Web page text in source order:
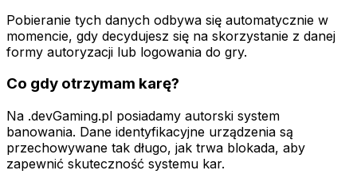
Pobieranie tych danych odbywa się automatycznie w
momencie, gdy decydujesz się na skorzystanie z danej
formy autoryzacji lub logowania do gry.
Co gdy otrzymam karę?
Na .devGaming.pl posiadamy autorski system
banowania. Dane identyfikacyjne urządzenia są
przechowywane tak długo, jak trwa blokada, aby
zapewnić skuteczność systemu kar.